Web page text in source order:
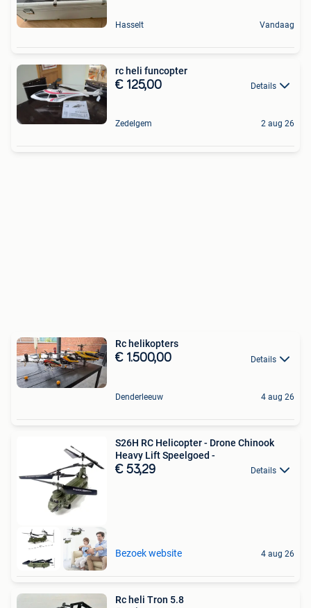
Hasselt Vandaag
rc heli funcopter
€ 125,00 Details
Zedelgem 2 aug 26
Rc helikopters
€ 1.500,00 Details
Denderleeuw 4 aug 26
S26H RC Helicopter - Drone Chinook
Heavy Lift Speelgoed -
€ 53,29 Details
Bezoek website 4 aug 26
Rc heli Tron 5.8